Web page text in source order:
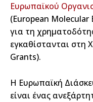
Ευρωπαϊκού
(European Molecular
για τη
εγκαθίστανται στη
Grants).
Η Ευρωπαϊκή
είναι ένας